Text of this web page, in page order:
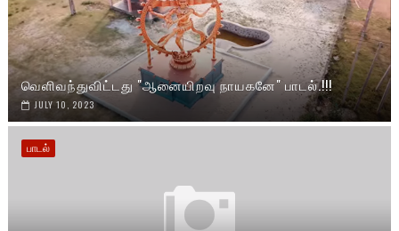
வெளிவந்துவிட்டது "ஆனையிறவு நாயகனே" பாடல்.!!!
JULY 10, 2023
பாடல்